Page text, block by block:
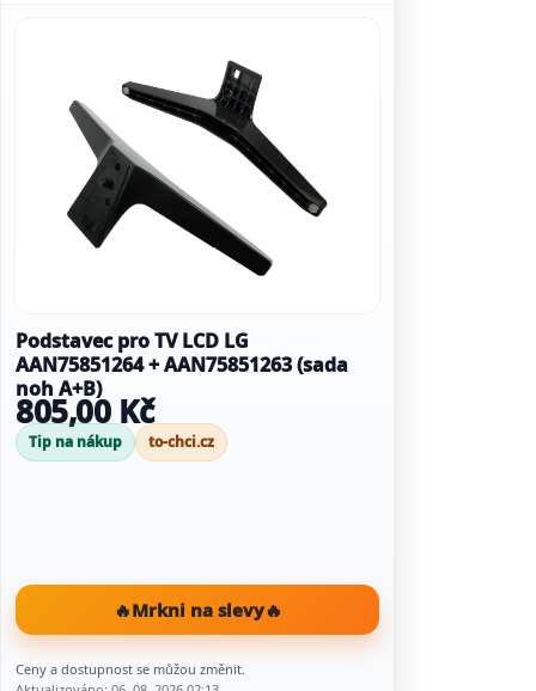
Podstavec pro TV LCD LG
AAN75851264 + AAN75851263 (sada
noh A+B)
805,00 Kč
Tip na nákup to-chci.cz
🔥Mrkni na slevy🔥
Ceny a dostupnost se můžou změnit.